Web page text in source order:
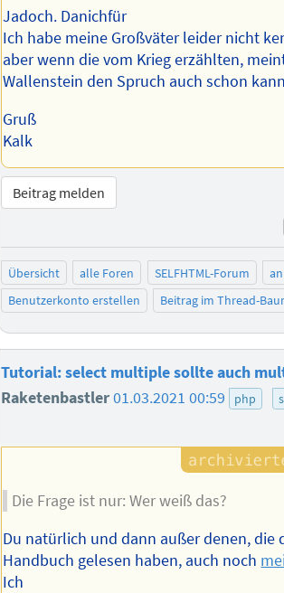
Jadoch. Danichfür
Ich habe meine Großväter leider nicht
aber wenn die vom Krieg erzählten,
Wallenstein den Spruch auch schon
Gruß
Kalk
Beitrag melden
Übersicht alle Foren SELFHTML-Forum
Benutzerkonto erstellen
Beitrag im Thread-
Tutorial: select multiple sollte auch
Raketenbastler01.03.2021 00:59 php
Die Frage ist nur: Wer weiß das?
Du natürlich und dann außer denen, die
Handbuch gelesen haben, auch noch
Ich